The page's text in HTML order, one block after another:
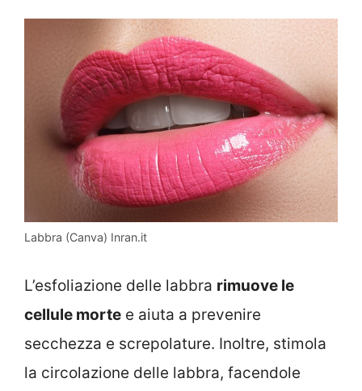
Labbra (Canva) Inran.it
L’esfoliazione delle labbra rimuove le
cellule morte e aiuta a prevenire
secchezza e screpolature. Inoltre, stimola
la circolazione delle labbra, facendole